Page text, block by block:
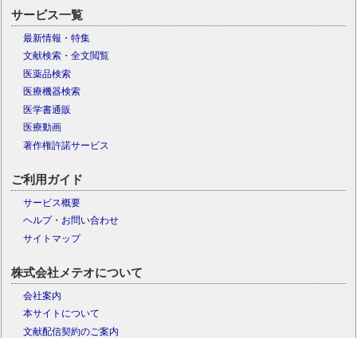
サービス一覧
最新情報・特集
文献検索・全文閲覧
医薬品検索
医療機器検索
医学書通販
医療動画
著作権許諾サービス
ご利用ガイド
サービス概要
ヘルプ・お問い合わせ
サイトマップ
株式会社メテオについて
会社案内
本サイトについて
文献配信契約のご案内